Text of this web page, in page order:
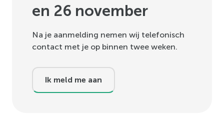
en 26 november
Na je aanmelding nemen wij telefonisch
contact met je op binnen twee weken.
Ik meld me aan